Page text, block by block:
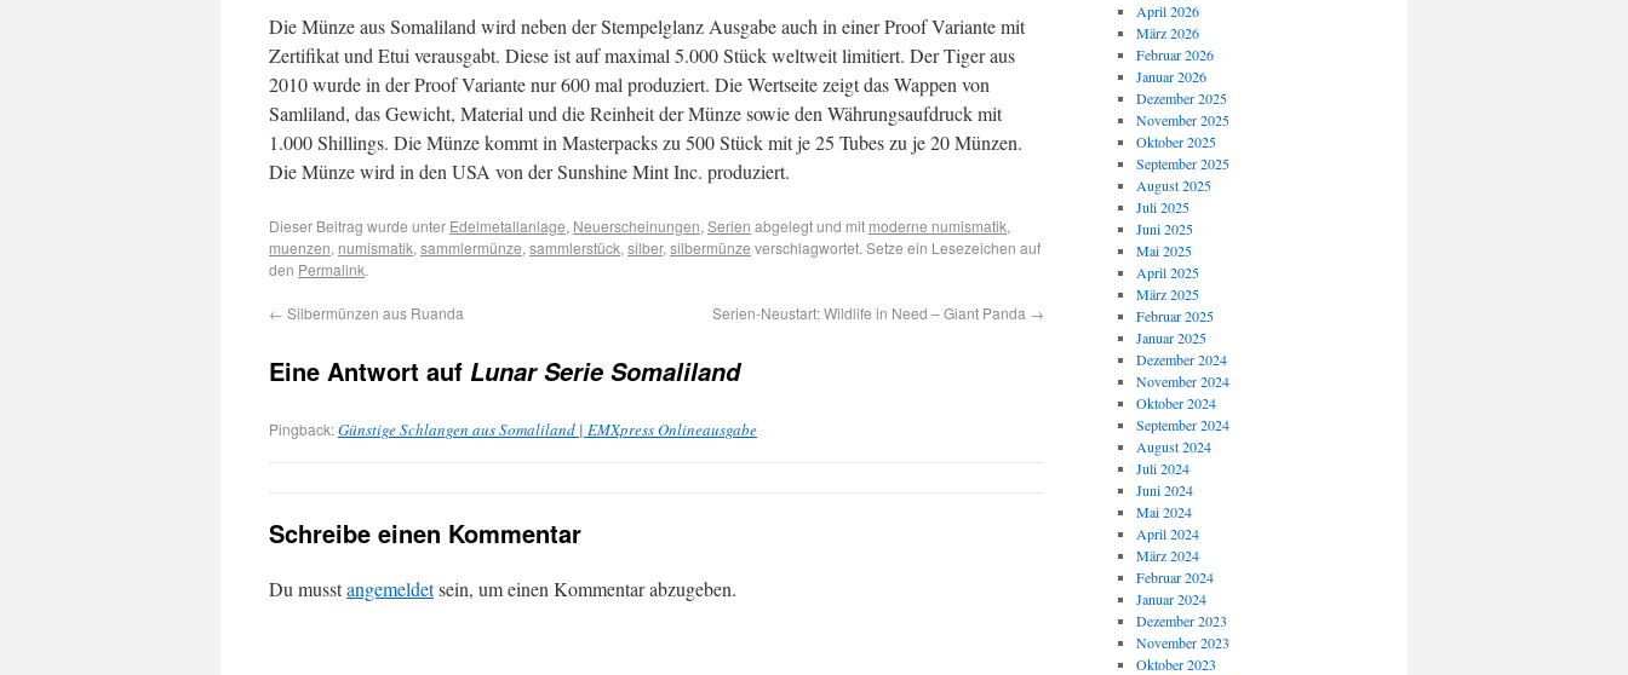
Die Münze aus Somaliland wird neben der Stempelglanz Ausgabe auch in einer Proof Variante mit
Zertifikat und Etui verausgabt. Diese ist auf maximal 5.000 Stück weltweit limitiert. Der Tiger aus
2010 wurde in der Proof Variante nur 600 mal produziert. Die Wertseite zeigt das Wappen von
Samliland, das Gewicht, Material und die Reinheit der Münze sowie den Währungsaufdruck mit
1.000 Shillings. Die Münze kommt in Masterpacks zu 500 Stück mit je 25 Tubes zu je 20 Münzen.
Die Münze wird in den USA von der Sunshine Mint Inc. produziert.
Dieser Beitrag wurde unter Edelmetallanlage, Neuerscheinungen, Serien abgelegt und mit moderne numismatik,
muenzen, numismatik, sammlermünze, sammlerstück, silber, silbermünze verschlagwortet. Setze ein Lesezeichen auf
den Permalink.
← Silbermünzen aus Ruanda Serien-Neustart: Wildlife in Need – Giant Panda →
Eine Antwort auf Lunar Serie Somaliland
Pingback:Günstige Schlangen aus Somaliland | EMXpress Onlineausgabe
Schreibe einen Kommentar
Du musstangemeldetsein, um einen Kommentar abzugeben.
April 2026
März 2026
Februar 2026
Januar 2026
Dezember 2025
November 2025
Oktober 2025
September 2025
August 2025
Juli 2025
Juni 2025
Mai 2025
April 2025
März 2025
Februar 2025
Januar 2025
Dezember 2024
November 2024
Oktober 2024
September 2024
August 2024
Juli 2024
Juni 2024
Mai 2024
April 2024
März 2024
Februar 2024
Januar 2024
Dezember 2023
November 2023
Oktober 2023